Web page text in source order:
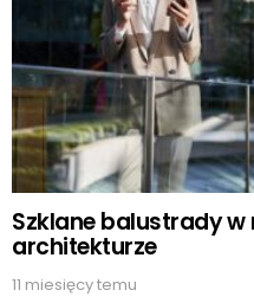
Szklane balustrady w
architekturze
11 miesięcy temu